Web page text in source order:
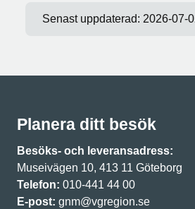
Senast uppdaterad: 2026-07-
Planera ditt besök
Besöks- och leveransadress:
Museivägen 10, 413 11 Göteborg
Telefon: 010-441 44 00
E-post: gnm@vgregion.se